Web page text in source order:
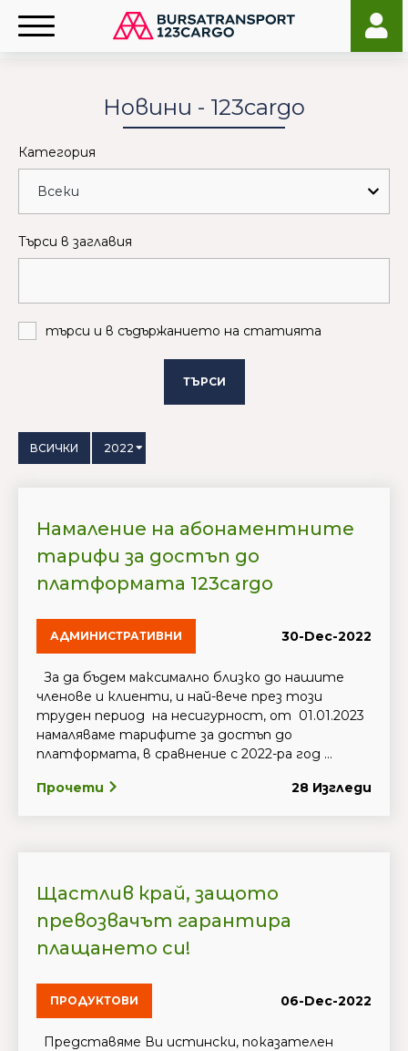
Новини - 123cargo
Категория
Търси в заглавия
търси и в съдържанието на статията
ТЪРСИ
ВСИЧКИ 2022
Намаление на абонаментните
тарифи за достъп до
платформата 123cargo
АДМИНИСТРАТИВНИ 30-Dec-2022
За да бъдем максимално близко до нашите
членове и клиенти, и най-вече през този
труден период на несигурност, от 01.01.2023
намаляваме тарифите за достъп до
платформата, в сравнение с 2022-ра год ...
Прочети 28 Изгледи
Щастлив край, защото
превозвачът гарантира
плащането си!
ПРОДУКТОВИ 06-Dec-2022
Представяме Ви истински, показателен